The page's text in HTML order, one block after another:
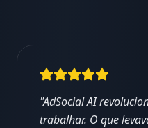
"AdSocial AI
trabalhar. O que